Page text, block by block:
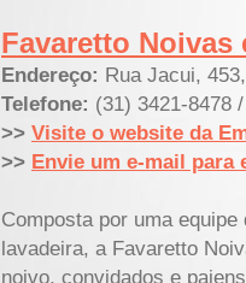
Favaretto Noivas
Endereço: Rua Jacui,
Telefone: (31) 3421-8478
>> Visite o website da
>> Envie um e-mail para
Composta por uma
lavadeira, a Favaretto
noivo, convidados e